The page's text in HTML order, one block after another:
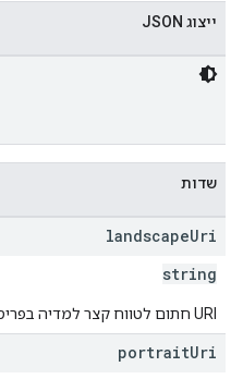
ייצוג JSON
שדות
landscapeUri
string
URI חתום לטווח קצר למדיה בפריסה לרוחב.
portraitUri